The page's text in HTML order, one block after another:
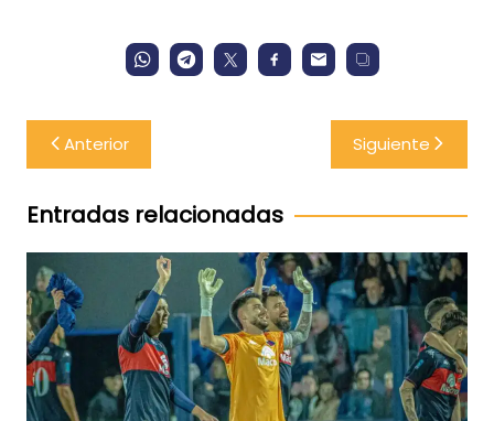
Navegación
de
entradas
Anterior Siguiente
Entradas relacionadas